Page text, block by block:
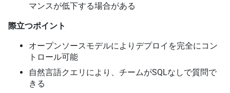
マンスが低下する場合がある
際立つポイント
オープンソースモデルによりデプロイを完全にコン
トロール可能
自然言語クエリにより、チームがSQLなしで質問で
きる